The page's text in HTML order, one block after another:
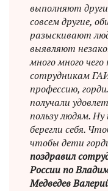
выполняют
совсем другие,
разыскивают
выявляют
много много
сотрудникам
профессию,
получали
пользу людям. Ну
берегли себя.
чтобы дети
поздравил
России по
Медведев